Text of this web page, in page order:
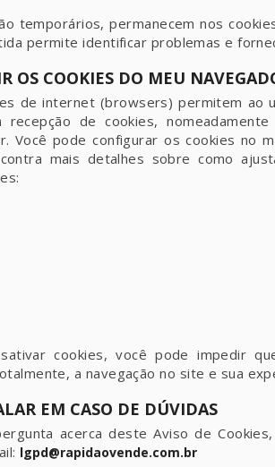
temporários, permanecem nos
permite identificar problemas e
OS COOKIES DO MEU
de internet (browsers) permitem ao
recepção de cookies,
Você pode configurar os cookies no
mais detalhes sobre como
cookies, você pode impedir
a navegação no site e sua
EM CASO DE DÚVIDAS
acerca deste Aviso de
lgpd@rapidaovende.com.br